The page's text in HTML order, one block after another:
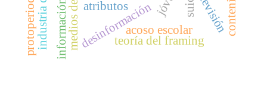
desinformaciónacoso escolartelevisión
información teoría del framing
atributos